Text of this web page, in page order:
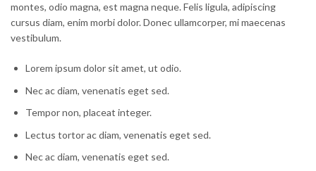
montes, odio magna, est magna neque. Felis ligula, adipiscing
cursus diam, enim morbi dolor. Donec ullamcorper, mi maecenas
vestibulum.
Lorem ipsum dolor sit amet, ut odio.
Nec ac diam, venenatis eget sed.
Tempor non, placeat integer.
Lectus tortor ac diam, venenatis eget sed.
Nec ac diam, venenatis eget sed.